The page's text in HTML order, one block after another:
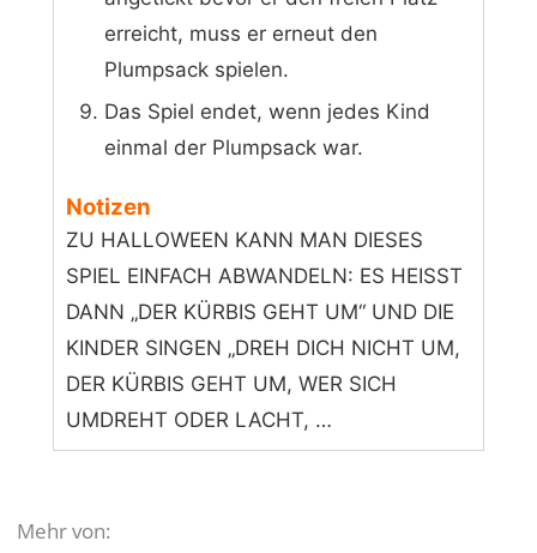
erreicht, muss er erneut den
Plumpsack spielen.
Das Spiel endet, wenn jedes Kind
einmal der Plumpsack war.
Notizen
ZU HALLOWEEN KANN MAN DIESES
SPIEL EINFACH ABWANDELN: ES HEISST
DANN „DER KÜRBIS GEHT UM“ UND DIE
KINDER SINGEN „DREH DICH NICHT UM,
DER KÜRBIS GEHT UM, WER SICH
UMDREHT ODER LACHT, …
Mehr von: